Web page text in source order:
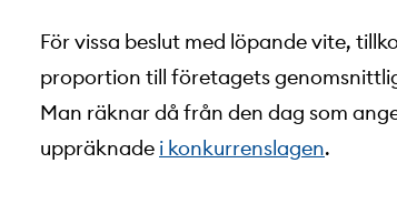
För vissa beslut med löpande vite,
proportion till företagets
Man räknar då från den dag som
uppräknade i konkurrenslagen.